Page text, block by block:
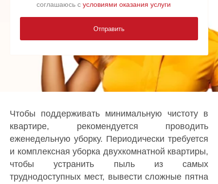
Отправить
соглашаюсь с условиями оказания услуги
Чтобы поддерживать минимальную чистоту в
квартире, рекомендуется проводить
еженедельную уборку. Периодически требуется
и комплексная уборка двухкомнатной квартиры,
чтобы устранить пыль из самых
труднодоступных мест, вывести сложные пятна